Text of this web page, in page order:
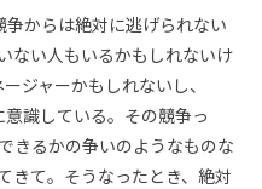
争からは絶対に逃げられない
ない人もいるかもしれないけ
ジャーかもしれないし、
識している。その競争っ
きるかの争いのようなものな
きて。そうなったとき、絶対